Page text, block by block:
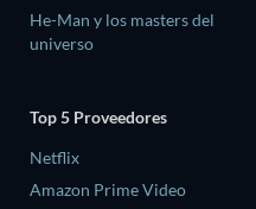
He-Man y los masters del
universo
Top 5 Proveedores
Netflix
Amazon Prime Video